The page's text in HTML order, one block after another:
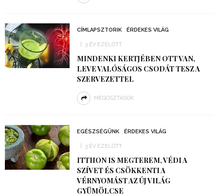
CÍMLAPSZTORIK ÉRDEKES VILÁG
3 ÉV EZELŐTT
MINDENKI KERTJÉBEN OTT VAN,
LEVE VALÓSÁGOS CSODÁT TESZ A
SZERVEZETTEL
MEGOSZTÁSOK
EGÉSZSÉGÜNK ÉRDEKES VILÁG
3 ÉV EZELŐTT
ITTHON IS MEGTEREM, VÉDI A
SZÍVET ÉS CSÖKKENTI A
VÉRNYOMÁST AZ ÚJ VILÁG
GYÜMÖLCSE